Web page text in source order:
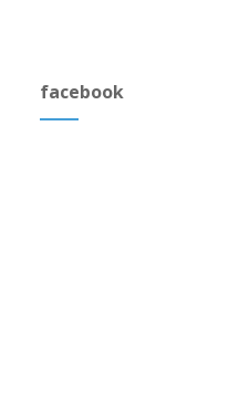
facebook